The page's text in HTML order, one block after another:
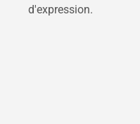
d'expression.